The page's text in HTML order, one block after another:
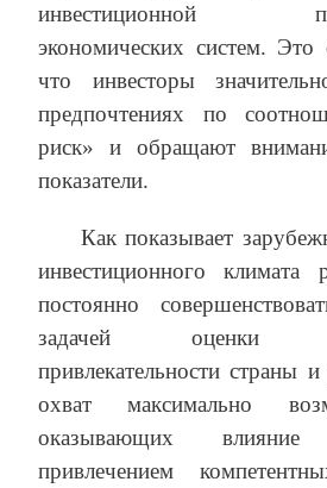
инвестиционной
экономических систем. Это
что инвесторы
предпочтениях по
риск» и обращают
показатели.
Как показывает
инвестиционного климата
постоянно
задачей оценки
привлекательности страны и
охват максимально
оказывающих
привлечением